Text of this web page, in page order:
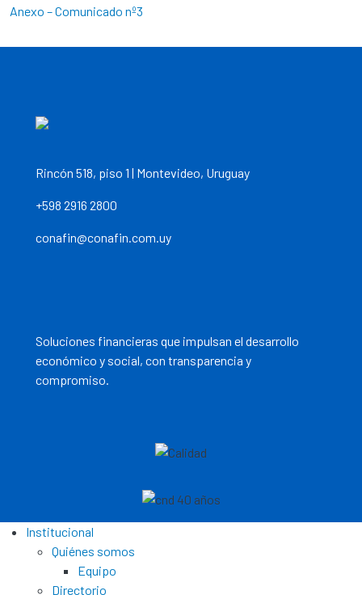
Anexo – Comunicado nº3
Rincón 518, piso 1 | Montevideo, Uruguay
+598 2916 2800
conafin@conafin.com.uy
Soluciones financieras que impulsan el desarrollo
económico y social, con transparencia y
compromiso.
Institucional
Quiénes somos
Equipo
Directorio